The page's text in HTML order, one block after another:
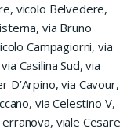
vicolo Belvedere,
via Bruno
Campagiorni, via
Casilina Sud, via
D’Arpino, via Cavour,
via Celestino V,
viale Cesare